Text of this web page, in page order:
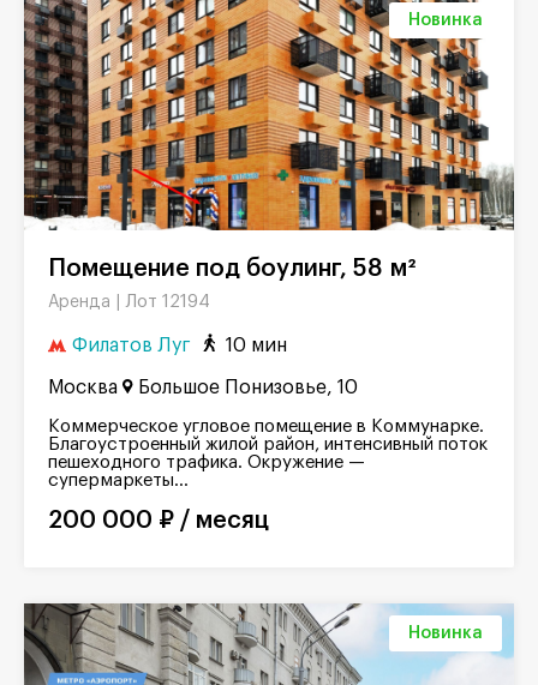
Новинка
Помещение под боулинг, 58 м²
Аренда | Лот 12194
Филатов Луг 10 мин
Москва Большое Понизовье, 10
Коммерческое угловое помещение в Коммунарке.
Благоустроенный жилой район, интенсивный поток
пешеходного трафика. Окружение —
супермаркеты...
200 000 ₽ / месяц
Новинка